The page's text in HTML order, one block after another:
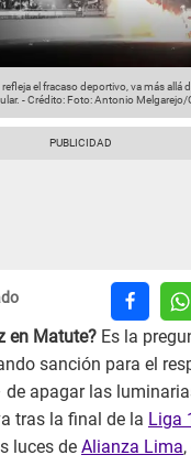
el fracaso deportivo, va más allá
-Crédito: Foto: Antonio Melgarejo/
en Matute? Es la
sanción para el
apagar las
tras la final de la Liga 1
luces de Alianza Lima